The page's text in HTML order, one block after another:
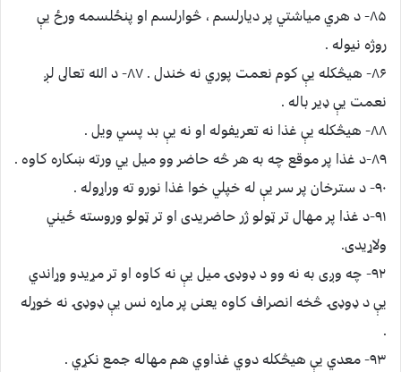
۸۵- د هري مياشتي پر ديارلسم ، څوارلسم او پنځلسمه ورځ يې
روژه نيوله .
۸۶- هيڅکله يې کوم نعمت پوري نه خندل . ۸۷- د الله تعالى لږ
ﻧﻌﻤﺖ يې ډير باله .
۸۸- هيڅکله يې غذا نه ﺗﻌﺮيفوله او نه يې بد پسي ويل .
۸۹-د ﻏﺬﺍ پر موقع چه به هر څه ﺣﺎﺿﺮ وو ﻣﻴﻞ يي ورته ښکاره کاوه .
۹۰- ﺩ سترخان پر سر يې له خپلي خوا غذا نورو ته وراړوله .
۹۱-د ﻏﺬﺍ پر مهال تر ټولو ژر ﺣﺎﺿﺮيدى او تر ټولو وروسته ځيني
ولاړيدى.
۹۲- چه وږى به نه وو د ډوډۍ ميل يې نه کاوه او تر مړيدو وړاندي
يې د ډوډۍ څخه انصراف کاوه يعنى پر ماړه نس يې ډوډۍ نه خوړله
.
۹۳- ﻣﻌﺪي يې هيڅکله دوي غذاوي هم مهاله جمع نکړي .